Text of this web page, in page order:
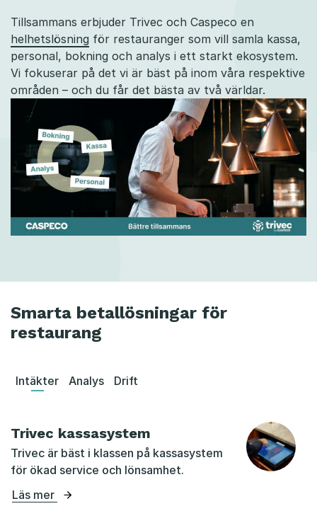
Tillsammans erbjuder Trivec och Caspeco en
helhetslösning för restauranger som vill samla kassa,
personal, bokning och analys i ett starkt ekosystem.
Vi fokuserar på det vi är bäst på inom våra respektive
områden – och du får det bästa av två världar.
Smarta betallösningar för
restaurang
Intäkter Analys Drift
Trivec kassasystem
Trivec är bäst i klassen på kassasystem
för ökad service och lönsamhet.
Läs mer